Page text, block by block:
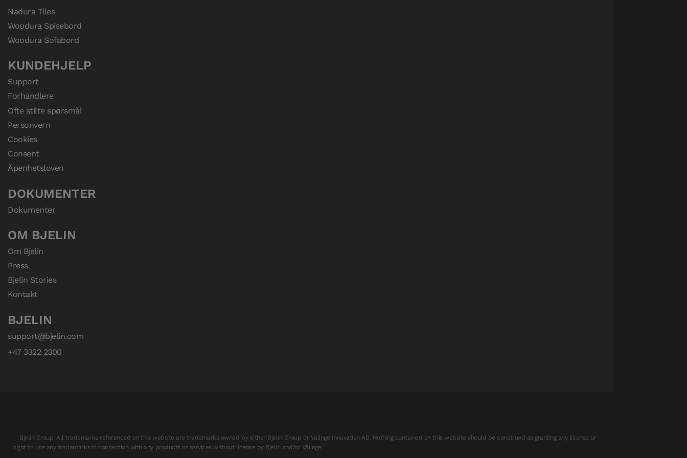
Nadura Tiles
Woodura Spisebord
Woodura Sofabord
KUNDEHJELP
Support
Forhandlere
Ofte stilte spørsmål
Personvern
Cookies
Consent
Åpenhetsloven
DOKUMENTER
Dokumenter
OM BJELIN
Om Bjelin
Press
Bjelin Stories
Kontakt
BJELIN
support@bjelin.com
+47 3322 2300
Bjelin Group. All trademarks referenced on this website are trademarks owned by either Bjelin Group or Välinge Innovation AB. Nothing contained on this website should be construed as granting any license or
right to use any trademarks in connection with any products or services without license by Bjelin and/or Välinge.